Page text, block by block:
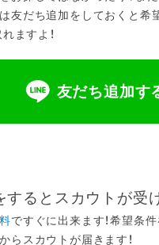
友だち追加をしておくと希
ますよ！
友だち追加す
するとスカウトが受
ですぐに出来ます！希望条
らスカウトが届きます！